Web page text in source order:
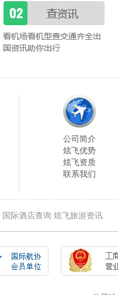
公司简介
炫飞优势
炫飞资质
联系我们
国际酒店查询 炫飞旅游资讯